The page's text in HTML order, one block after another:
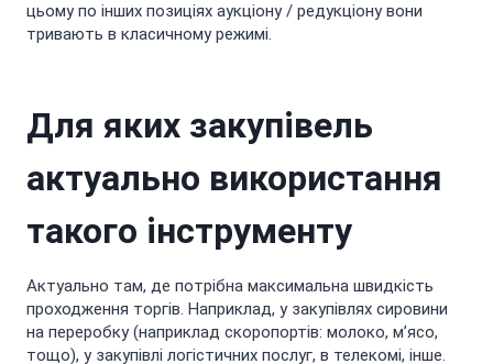
цьому по інших позиціях аукціону / редукціону вони
тривають в класичному режимі.
Для яких закупівель
актуально використання
такого інструменту
Актуально там, де потрібна максимальна швидкість
проходження торгів. Наприклад, у закупівлях сировини
на переробку (наприклад скоропортів: молоко, м’ясо,
тощо), у закупівлі логістичних послуг, в телекомі, інше.